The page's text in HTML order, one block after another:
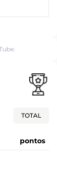
TOTAL
pontos